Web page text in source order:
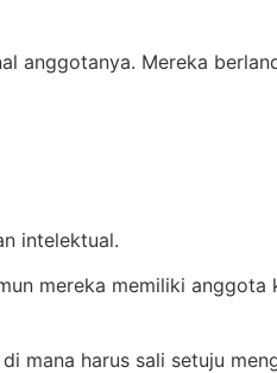
anggotanya. Mereka
intelektual.
mereka memiliki
mana harus sali setuju